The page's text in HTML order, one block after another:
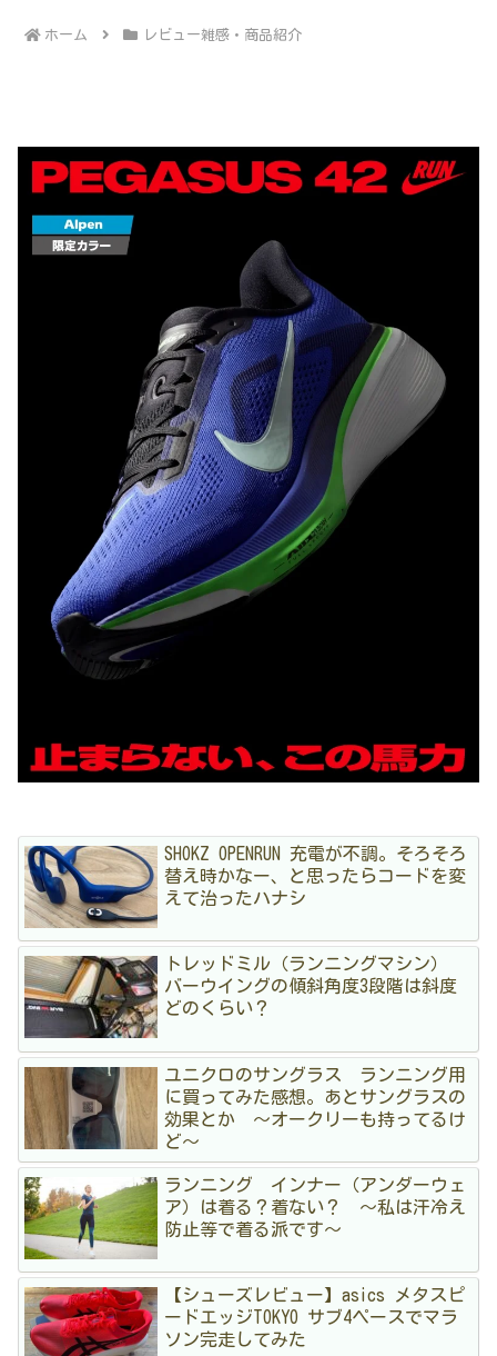
ホーム レビュー雑感・商品紹介
SHOKZ OPENRUN 充電が不調。そろそろ
替え時かなー、と思ったらコードを変
えて治ったハナシ
トレッドミル（ランニングマシン）
バーウイングの傾斜角度3段階は斜度
どのくらい？
ユニクロのサングラス ランニング用
に買ってみた感想。あとサングラスの
効果とか 〜オークリーも持ってるけ
ど〜
ランニング インナー（アンダーウェ
ア）は着る？着ない？ 〜私は汗冷え
防止等で着る派です〜
【シューズレビュー】asics メタスピ
ードエッジTOKYO サブ4ペースでマラ
ソン完走してみた